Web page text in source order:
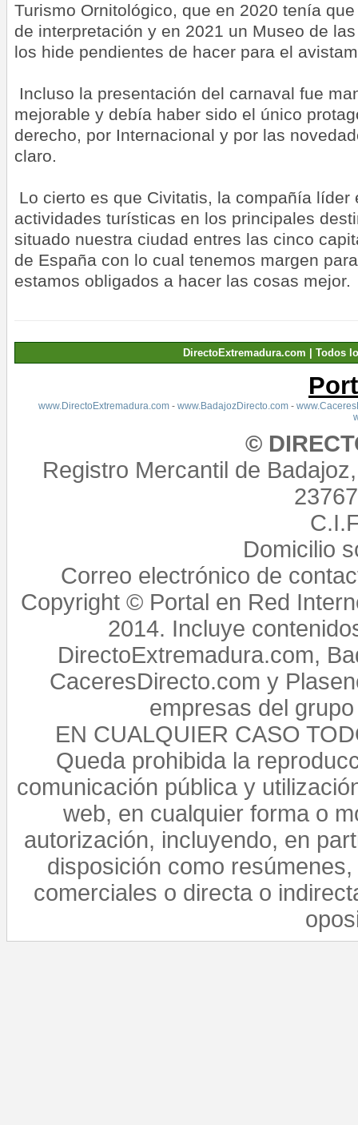
Turismo Ornitológico, que en 2020 tenía
de interpretación y en 2021 un Museo de
los hide pendientes de hacer para el
Incluso la presentación del carnaval fue
mejorable y debía haber sido el único
derecho, por Internacional y por las
claro.
Lo cierto es que Civitatis, la compañía líder
actividades turísticas en los principales
situado nuestra ciudad entres las cinco
de España con lo cual tenemos margen
estamos obligados a hacer las cosas mejor.
DirectoExtremadura.com | Todos
www.DirectoExtremadura.com- www.BadajozDirecto.com-
©
Registro Mercantil de
Domicilio
Correo electrónico de
Copyright © Portal en Red
2014. Incluye
DirectoExtremadura.com,
CaceresDirecto.com y
empresas del
EN CUALQUIER CASO
Queda prohibida la
comunicación pública y
web, en cualquier forma o
autorización, incluyendo, en
disposición como
comerciales o directa o